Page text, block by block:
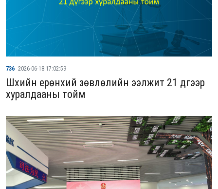
736 2026-06-18 17:02:59
Шүүхийн ерөнхий зөвлөлийн ээлжит 21 дүгээр
хуралдааны тойм